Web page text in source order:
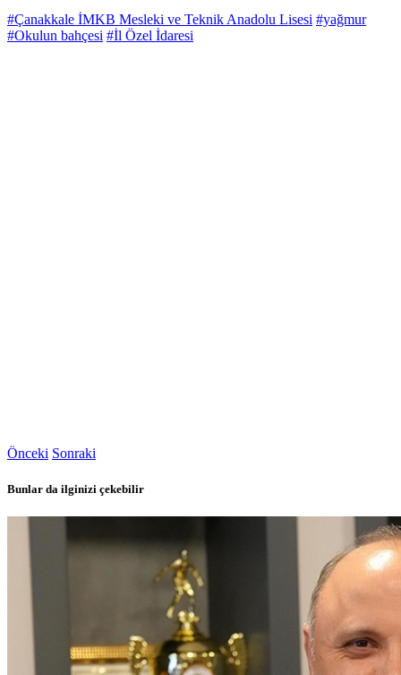
#Çanakkale İMKB Mesleki ve Teknik Anadolu Lisesi #yağmur
#Okulun bahçesi #İl Özel İdaresi
Önceki Sonraki
Bunlar da ilginizi çekebilir